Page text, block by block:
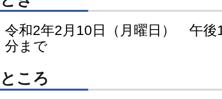
令和2年2月10日（月曜日） 午後
分まで
ところ